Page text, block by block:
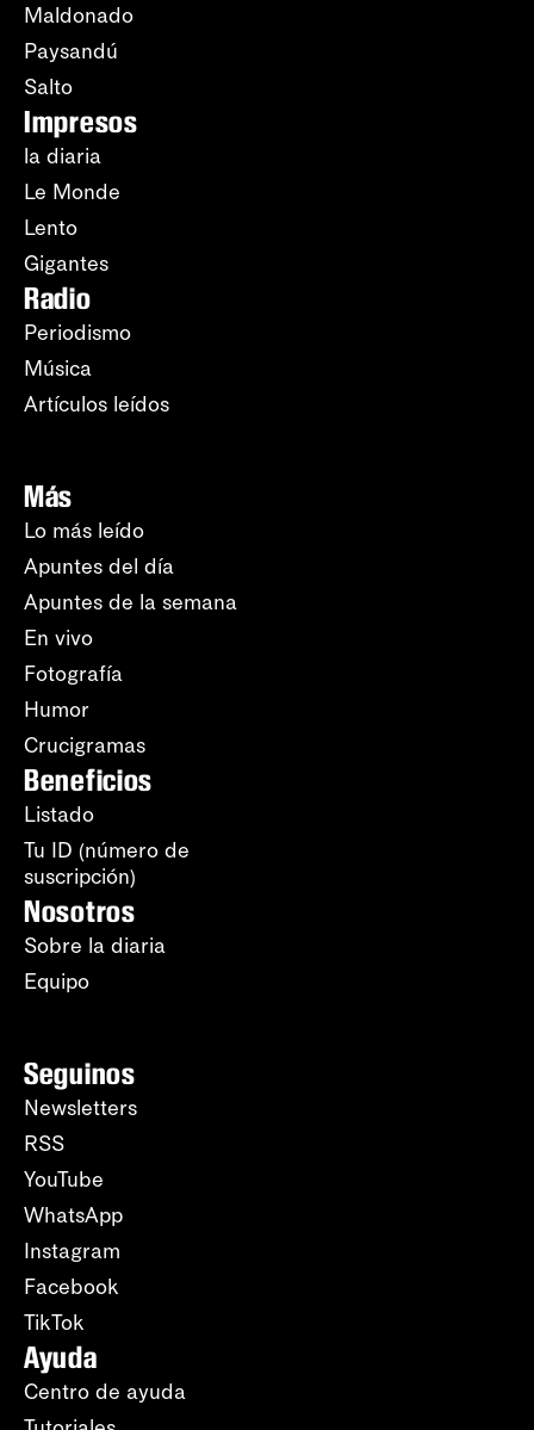
Maldonado
Paysandú
Salto
Impresos
la diaria
Le Monde
Lento
Gigantes
Radio
Periodismo
Música
Artículos leídos
Más
Lo más leído
Apuntes del día
Apuntes de la semana
En vivo
Fotografía
Humor
Crucigramas
Beneficios
Listado
Tu ID (número de
suscripción)
Nosotros
Sobre la diaria
Equipo
Seguinos
Newsletters
RSS
YouTube
WhatsApp
Instagram
Facebook
TikTok
Ayuda
Centro de ayuda